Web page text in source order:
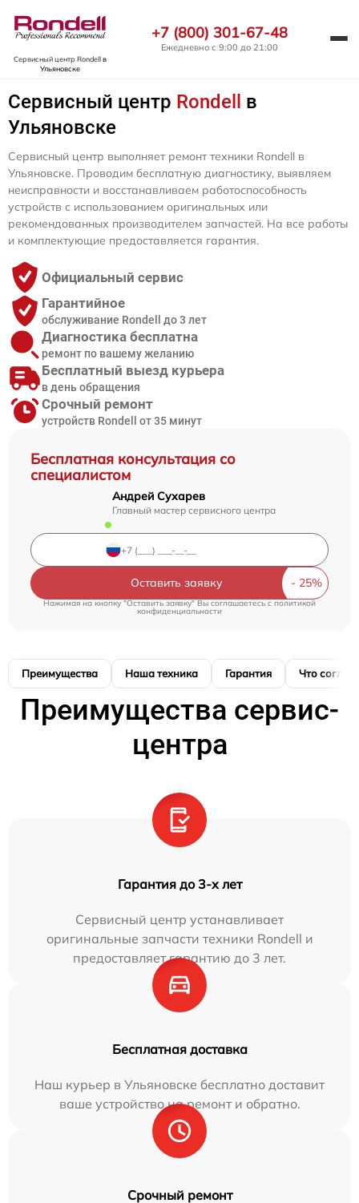
Сервисный центр Rondellв
Ульяновске
+7 (800) 301-67-48
Ежедневно с 9:00 до 21:00
Сервисный центр Rondell
в
Ульяновске
Бесплатная консультация со
специалистом
Андрей Сухарев
Главный мастер сервисного центра
Оставить заявку
Нажимая на кнопку "Оставить заявку" Вы соглашаетесь cполитикой
конфиденциальности
Сервисный центр выполняет ремонт техники Rondell в
Ульяновске. Проводим бесплатную диагностику, выявляем
неисправности и восстанавливаем работоспособность
устройств с использованием оригинальных или
рекомендованных производителем запчастей. На все работы
и комплектующие предоставляется гарантия.
Официальный сервис
Гарантийное
обслуживание Rondell до 3 лет
Диагностика бесплатна
ремонт по вашему желанию
Бесплатный выезд курьера
в день обращения
Срочный ремонт
устройств Rondell от 35 минут
Преимущества Наша техника Гарантия Что
Преимущества сервис-
центра
Гарантия до 3-х лет
Сервисный центр устанавливает
оригинальные запчасти техники Rondell и
предоставляет гарантию до 3 лет.
Бесплатная доставка
Наш курьер в Ульяновске бесплатно доставит
ваше устройство на ремонт и обратно.
Срочный ремонт